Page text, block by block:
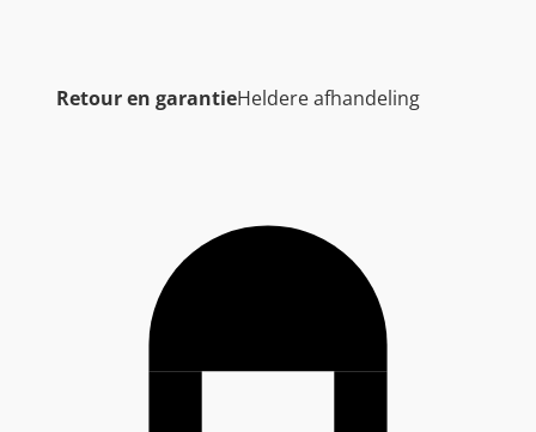
Retour en garantieHeldere afhandeling